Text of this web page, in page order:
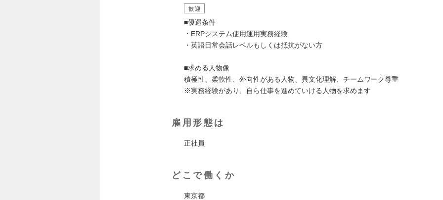
歓迎
■優遇条件
・ERPシステム使用運用実務経験
・英語日常会話レベルもしくは抵抗がない方
■求める人物像
積極性、柔軟性、外向性がある人物、異文化理解、チームワーク尊重
※実務経験があり、自ら仕事を進めていける人物を求めます
雇用形態は
正社員
どこで働くか
東京都